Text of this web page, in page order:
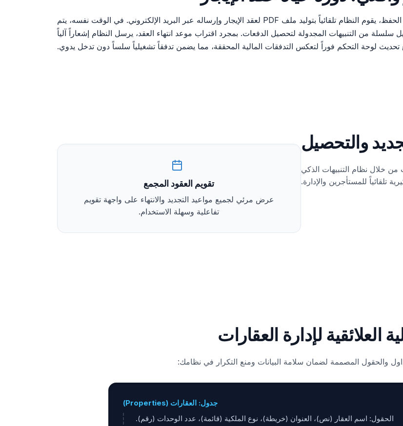
تبدأ العملية عند إدخال بيانات المستأجر عبر نموذج الويب؛ فور الحفظ، يقوم النظام تلقائياً بتوليد ملف PDF لعقد الإيجار وإرساله عبر البريد الإلكتروني. في الوقت نفسه، يتم
من التنبيهات المجدولة لتحصيل الدفعات. بمجرد اقتراب موعد انتهاء العقد، يرسل النظام إشعاراً آلياً
والتحصيل
خلال نظام التنبيهات الذكي
تلقائياً للمستأجرين والإدارة.
تقويم العقود المجمع
عرض مرئي لجميع مواعيد التجديد والانتهاء على واجهة تقويم
تفاعلية وسهلة الاستخدام.
العلائقية لإدارة العقارات
والحقول المصممة لضمان سلامة البيانات ومنع التكرار في نظامك:
جدول: العقارات (Properties)
الحقول: اسم العقار (نص)، العنوان (خريطة)، نوع الملكية (قائمة)، عدد الوحدات (رقم).